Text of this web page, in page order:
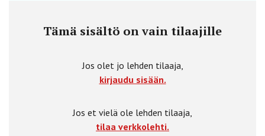
Tämä sisältö on vain tilaajille
Jos olet jo lehden tilaaja,
kirjaudu sisään.
Jos et vielä ole lehden tilaaja,
tilaa verkkolehti.